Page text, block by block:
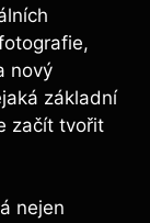
nový
základní
začít tvořit
nejen